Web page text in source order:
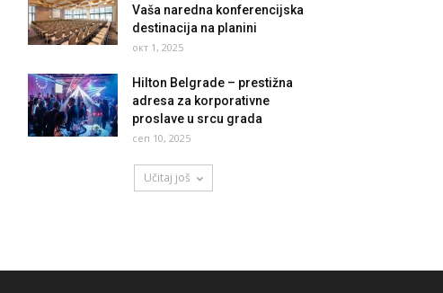
Vaša naredna konferencijska
destinacija na planini
окт 1, 2025
Hilton Belgrade – prestižna
adresa za korporativne
proslave u srcu grada
сеп 10, 2025
Učitaj još